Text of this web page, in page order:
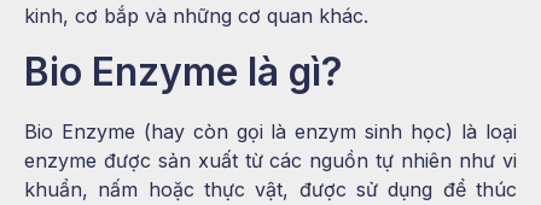
kinh, cơ bắp và những cơ quan khác.
Bio Enzyme là gì?
Bio Enzyme (hay còn gọi là enzym sinh học) là loại
enzyme được sản xuất từ các nguồn tự nhiên như vi
khuẩn, nấm hoặc thực vật, được sử dụng để thúc